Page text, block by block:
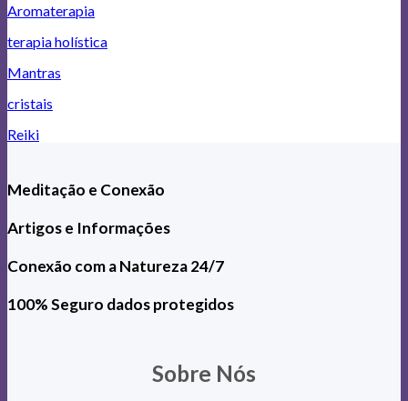
Aromaterapia
terapia holística
Mantras
cristais
Reiki
Meditação e Conexão
Artigos e Informações
Conexão com a Natureza 24/7
100% Seguro dados protegidos
Sobre Nós